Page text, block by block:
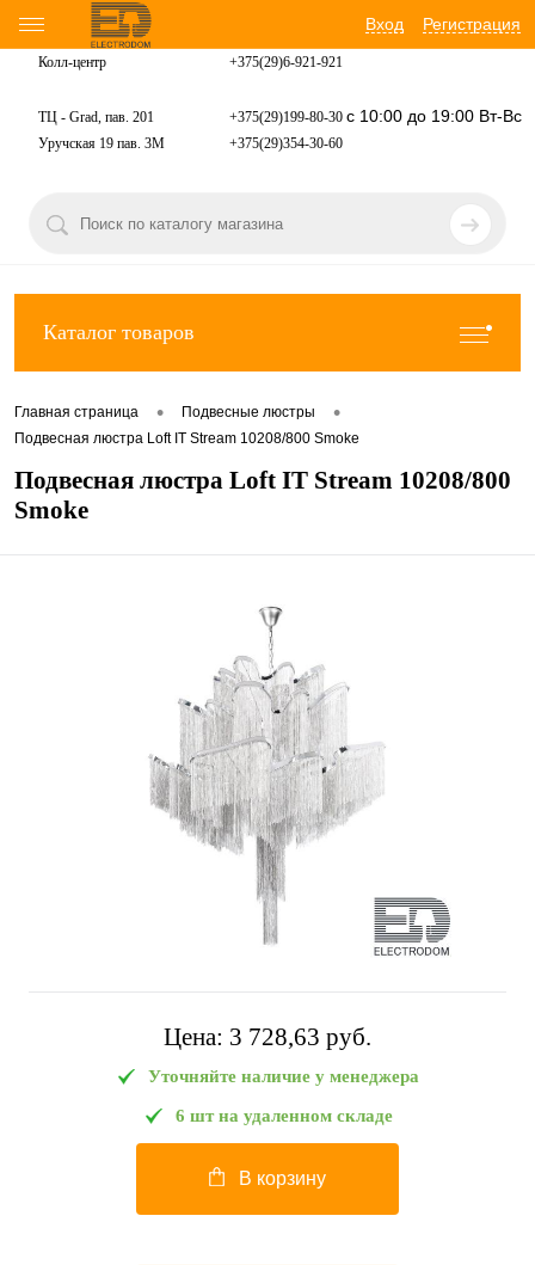
Вход Регистрация
Колл-центр +375(29)6-921-921
ТЦ - Grad, пав. 201 +375(29)199-80-30 с 10:00 до 19:00 Вт-Вс
Уручская 19 пав. 3М +375(29)354-30-60
Каталог товаров
Главная страница • Подвесные люстры •
Подвесная люстра Loft IT Stream 10208/800 Smoke
Подвесная люстра Loft IT Stream 10208/800
Smoke
Цена: 3 728,63 pуб.
Уточняйте наличие у менеджера
6 шт на удаленном складе
В корзину